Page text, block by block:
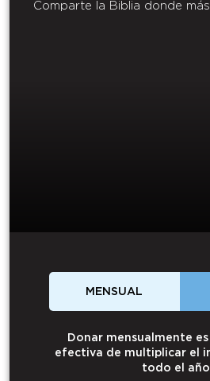
Comparte la Biblia donde
MENSUAL
Donar mensualmente
efectiva de multiplicar el
todo el